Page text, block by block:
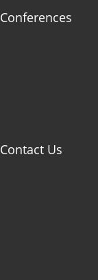
Conferences
Contact Us